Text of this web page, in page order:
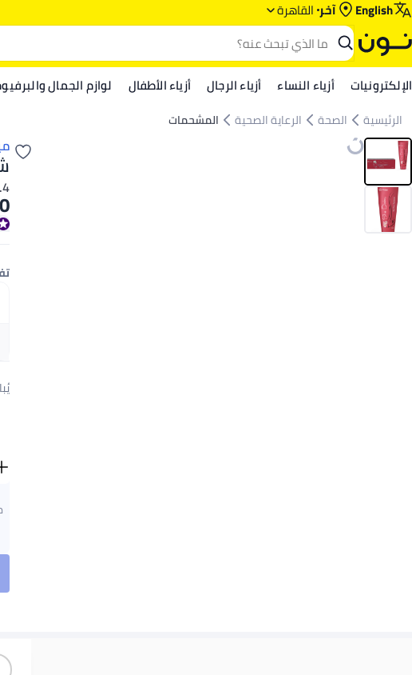
English آخر القاهرة
الإلكترونيات أزياء النساء أزياء الرجال أزياء الأطفال لوازم الجمال
الرئيسية الصحة الرعاية الصحية المشحمات